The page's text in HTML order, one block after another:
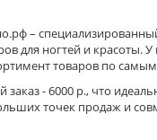
–
для ногтей и красоты. У
товаров по
- 6000 р., что
точек продаж и